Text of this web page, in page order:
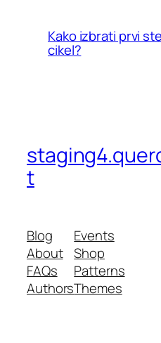
Kako izbrati prvi
cikel?
t
Blog
About
FAQs
Authors
Events
Shop
Patterns
Themes